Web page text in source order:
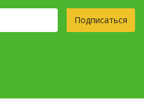
Подписаться